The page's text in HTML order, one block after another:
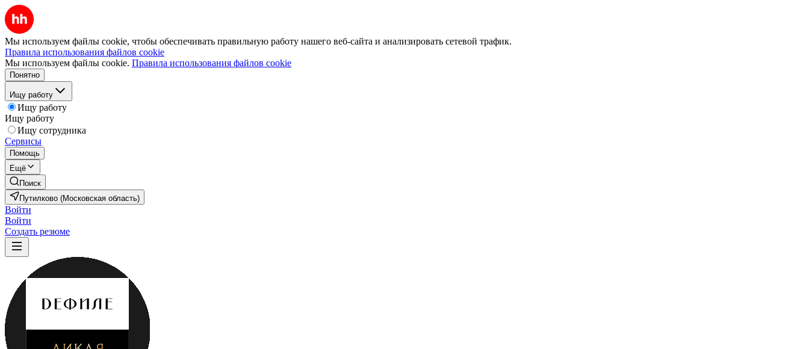
Мы используем файлы cookie, чтобы обеспечивать правильную работу нашего веб-сайта и анализировать сетевой трафик.
Правила использования файлов cookie
Мы используем файлы cookie. Правила использования файлов cookie
Понятно
Ищу работу
Ищу работу
Ищу работу
Ищу сотрудника
Сервисы
Помощь
Ещё
Поиск
Путилково (Московская область)
Войти
Войти
Создать резюме